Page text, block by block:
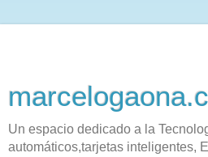
Un espacio dedicado a la
automáticos,tarjetas inteligentes,